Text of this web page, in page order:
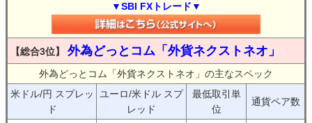
▼SBI FXトレード▼
【総合3位】 外為どっとコム「外貨ネクストネオ」
外為どっとコム「外貨ネクストネオ」の主なスペック
米ドル/円 スプレッ
ド
ユーロ/米ドル スプ
レッド
最低取引単
位
通貨ペア数